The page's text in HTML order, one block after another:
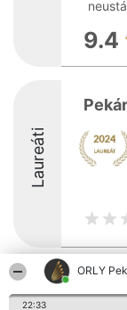
ORLY
22:33
9.4
Laureáti
Organizátor
Bright Side Solutions sp. z